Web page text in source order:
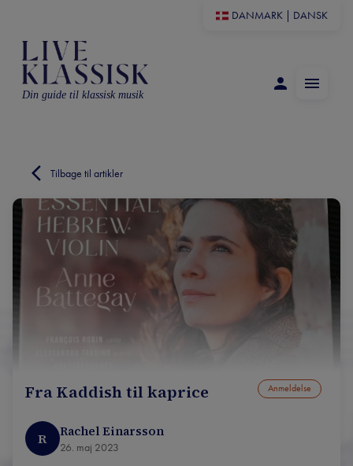
DANMARK DANSK
Din guide til klassisk musik
Tilbage til artikler
Fra Kaddish til kaprice Anmeldelse
R Rachel Einarsson
26. maj 2023